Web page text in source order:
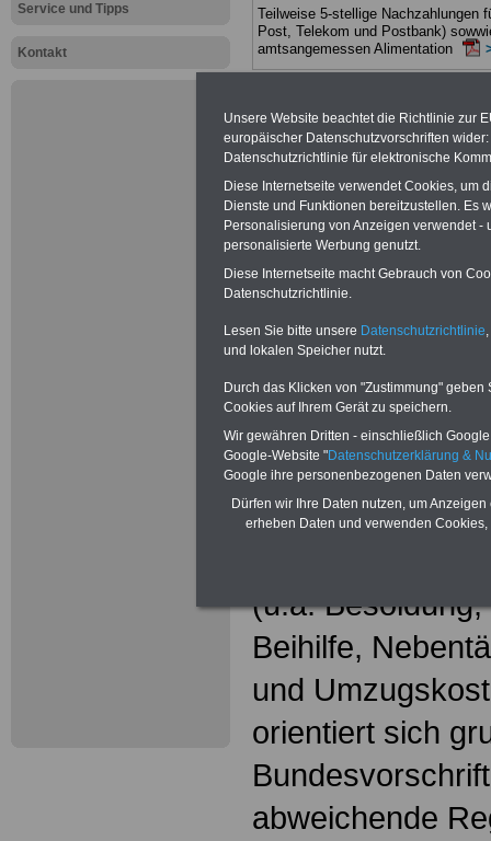
Service und Tipps
Kontakt
Teilweise 5-stellige Nachzahlungen
Post, Telekom und Postbank)
amtsangemessen Alimentation
abschließen!
Neu
Beamte
Das beliebte
und Beamte"
(u.a.
Beihilfe,
und
orientiert sich
abweichende
Unsere Website beachtet die Richtlinie zur
europäischer Datenschutzvorschriften
Datenschutzrichtlinie für elektronische
Diese Internetseite verwendet Cookies, um
Dienste und Funktionen bereitzustellen. Es
Personalisierung von Anzeigen verwendet
personalisierte Werbung genutzt.
Diese Internetseite macht Gebrauch von
Datenschutzrichtlinie.
Lesen Sie bitte unsere Datenschutzrichtlinie
und lokalen Speicher nutzt.
Durch das Klicken von "Zustimmung"
Cookies auf Ihrem Gerät zu speichern.
Wir gewähren Dritten - einschließlich
Google-Website "Datenschutzerklärung &
Google ihre personenbezogenen Daten
Dürfen wir Ihre Daten nutzen, um
erheben Daten und verwenden